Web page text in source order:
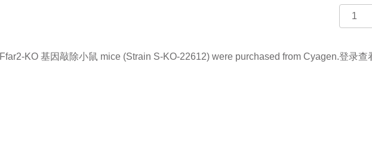
Ffar2-KO 基因敲除小鼠 mice (Strain S-KO-22612) were purchased from Cyagen.登录查